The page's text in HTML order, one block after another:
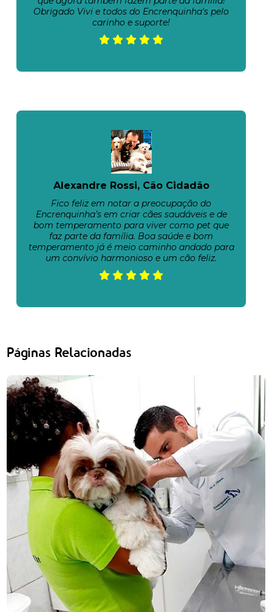
Obrigado Vivi e todos do Encrenquinha's pelo
carinho e suporte!
Alexandre Rossi, Cão Cidadão
Fico feliz em notar a preocupação do
Encrenquinha’s em criar cães saudáveis e de
bom temperamento para viver como pet que
faz parte da família. Boa saúde e bom
temperamento já é meio caminho andado para
um convívio harmonioso e um cão feliz.
Páginas Relacionadas